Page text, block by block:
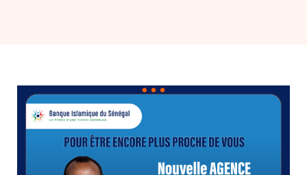
Diaspora
Entreprises